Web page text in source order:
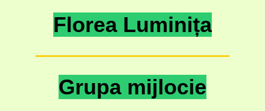
Florea Luminița
Grupa mijlocie